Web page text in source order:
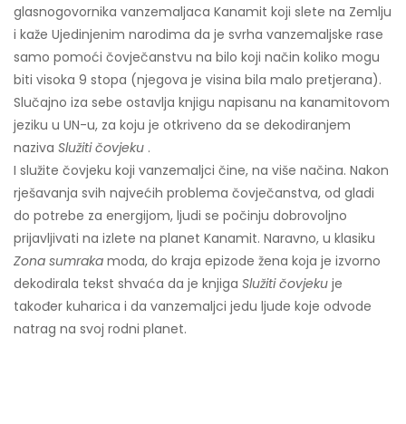
glasnogovornika vanzemaljaca Kanamit koji slete na Zemlju
i kaže Ujedinjenim narodima da je svrha vanzemaljske rase
samo pomoći čovječanstvu na bilo koji način koliko mogu
biti visoka 9 stopa (njegova je visina bila malo pretjerana).
Slučajno iza sebe ostavlja knjigu napisanu na kanamitovom
jeziku u UN-u, za koju je otkriveno da se dekodiranjem
naziva Služiti čovjeku .
I služite čovjeku koji vanzemaljci čine, na više načina. Nakon
rješavanja svih najvećih problema čovječanstva, od gladi
do potrebe za energijom, ljudi se počinju dobrovoljno
prijavljivati ​​na izlete na planet Kanamit. Naravno, u klasiku
Zona sumraka moda, do kraja epizode žena koja je izvorno
dekodirala tekst shvaća da je knjiga Služiti čovjeku je
također kuharica i da vanzemaljci jedu ljude koje odvode
natrag na svoj rodni planet.